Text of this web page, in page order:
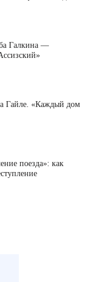
Галкина —
Гайле. «Каждый дом
поезда»: как